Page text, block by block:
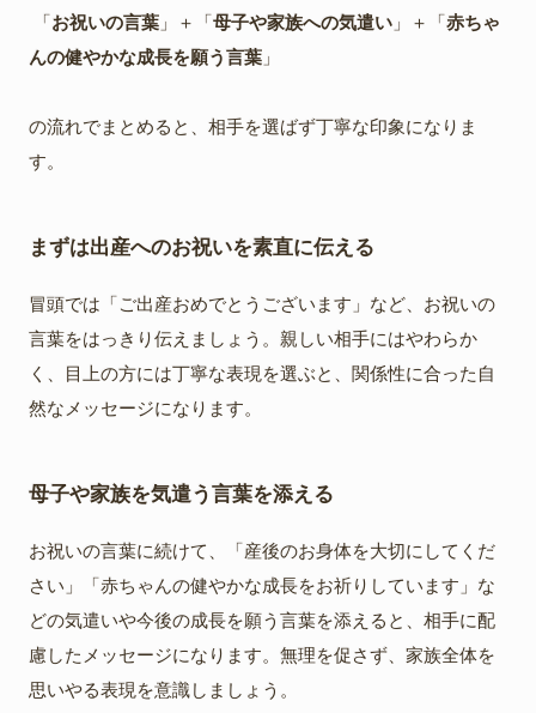
「 お祝いの言葉 」＋「 母子や家族への気遣い 」＋「 赤ちゃ
んの健やかな成長を願う言葉 」
の流れでまとめると、相手を選ばず丁寧な印象になりま
す。
まずは出産へのお祝いを素直に伝える
冒頭では「ご出産おめでとうございます」など、お祝いの
言葉をはっきり伝えましょう。親しい相手にはやわらか
く、目上の方には丁寧な表現を選ぶと、関係性に合った自
然なメッセージになります。
母子や家族を気遣う言葉を添える
お祝いの言葉に続けて、「産後のお身体を大切にしてくだ
さい」「赤ちゃんの健やかな成長をお祈りしています」な
どの気遣いや今後の成長を願う言葉を添えると、相手に配
慮したメッセージになります。無理を促さず、家族全体を
思いやる表現を意識しましょう。